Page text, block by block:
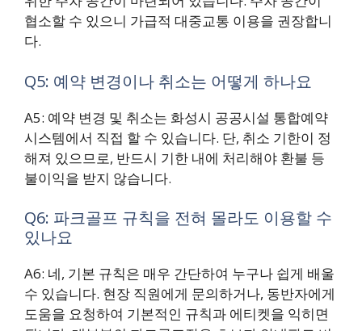
협소할 수 있으니 가급적 대중교통 이용을 권장합니
다.
Q5: 예약 변경이나 취소는 어떻게 하나요
A5: 예약 변경 및 취소는 화성시 공공시설 통합예약
시스템에서 직접 할 수 있습니다. 단, 취소 기한이 정
해져 있으므로, 반드시 기한 내에 처리해야 환불 등
불이익을 받지 않습니다.
Q6: 파크골프 규칙을 전혀 몰라도 이용할 수
있나요
A6: 네, 기본 규칙은 매우 간단하여 누구나 쉽게 배울
수 있습니다. 현장 직원에게 문의하거나, 동반자에게
도움을 요청하여 기본적인 규칙과 에티켓을 익히면